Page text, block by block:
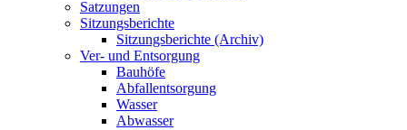
Satzungen
Sitzungsberichte
Sitzungsberichte (Archiv)
Ver- und Entsorgung
Bauhöfe
Abfallentsorgung
Wasser
Abwasser